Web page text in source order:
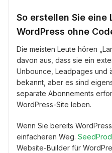
So erstellen Sie eine
WordPress ohne
Die meisten Leute hören
davon aus, dass sie ein
Unbounce, Leadpages und
bekannt, aber es sind
separate Abonnements
WordPress-Site leben.
Wenn Sie bereits
einfacheren Weg. SeedProd
Website-Builder für